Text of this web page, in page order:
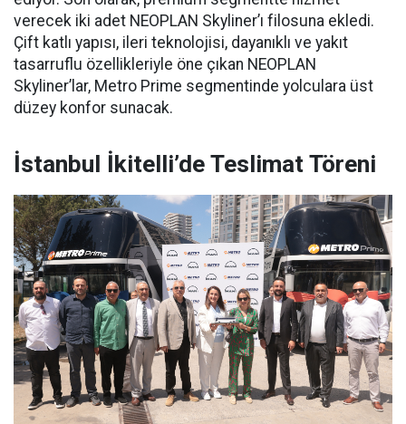
verecek iki adet NEOPLAN Skyliner’ı filosuna ekledi.
Çift katlı yapısı, ileri teknolojisi, dayanıklı ve yakıt
tasarruflu özellikleriyle öne çıkan NEOPLAN
Skyliner’lar, Metro Prime segmentinde yolculara üst
düzey konfor sunacak.
İstanbul İkitelli’de Teslimat Töreni